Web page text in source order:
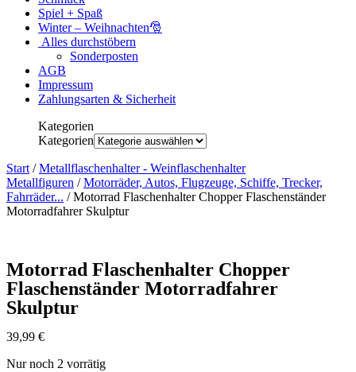
Spiel + Spaß
Winter – Weihnachten🎅
Alles durchstöbern
Sonderposten
AGB
Impressum
Zahlungsarten & Sicherheit
Kategorien
Kategorien
Start /Metallflaschenhalter - Weinflaschenhalter
Metallfiguren /Motorräder, Autos, Flugzeuge, Schiffe, Trecker,
Fahrräder... / Motorrad Flaschenhalter Chopper Flaschenständer
Motorradfahrer Skulptur
Motorrad Flaschenhalter Chopper
Flaschenständer Motorradfahrer
Skulptur
39,99 €
Nur noch 2 vorrätig